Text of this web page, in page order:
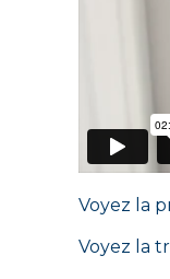
Voyez la
Voyez la